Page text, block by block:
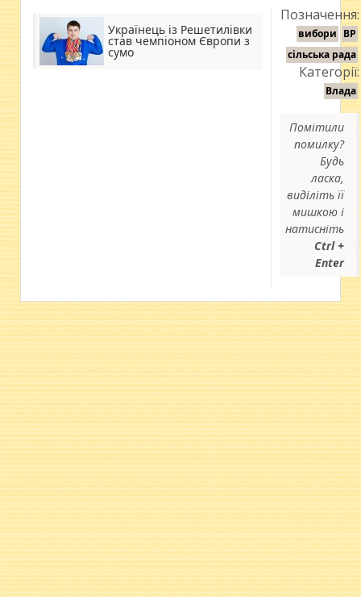
Українець із Решетилівки
став чемпіоном Європи з
сумо
Позначення:
вибори ВР
сільська рада
Категорії:
Влада
Помітили
помилку?
Будь
ласка,
виділіть її
мишкою і
натисніть
Ctrl +
Enter